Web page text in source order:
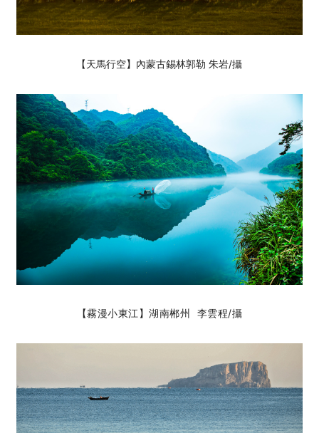
【天馬行空】內蒙古錫林郭勒 朱岩/攝
【霧漫小東江】湖南郴州 李雲程/攝